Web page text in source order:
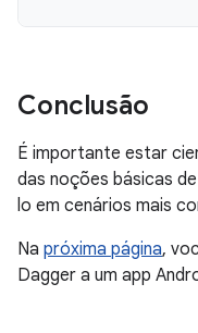
Conclusão
É importante estar
das noções básicas
lo em cenários mais
Na próxima página,
Dagger a um app